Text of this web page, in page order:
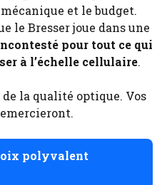
et le budget.
le Bresser joue dans une
pour tout ce qui
à l’échelle cellulaire.
de la qualité optique. Vos
polyvalent